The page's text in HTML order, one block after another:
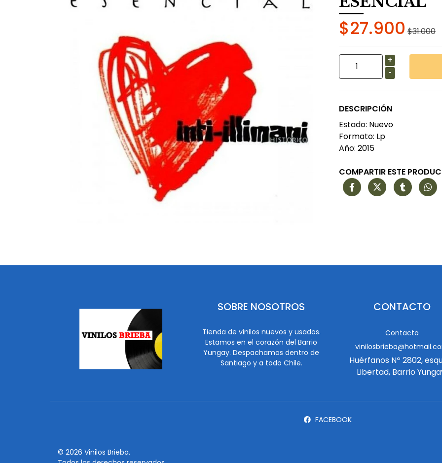
$27.900 $31.000
+
-
DESCRIPCIÓN
Estado: Nuevo
Formato: Lp
Año: 2015
COMPARTIR ESTE
SOBRE NOSOTROS
Tienda de vinilos nuevos y usados.
Estamos en el corazón del Barrio
Yungay. Despachamos dentro de
Santiago y a todo Chile.
CONTACTO
Contacto
Huérfanos Nº 2802,
Libertad, Barrio
FACEBOOK
© 2026 Vinilos Brieba.